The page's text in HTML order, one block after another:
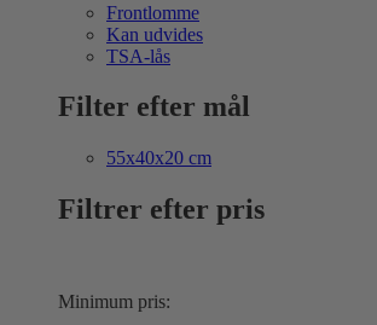
Frontlomme
Kan udvides
TSA-lås
Filter efter mål
55x40x20 cm
Filtrer efter pris
Minimum pris: